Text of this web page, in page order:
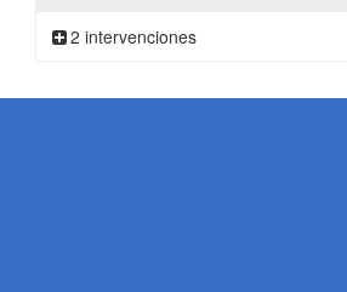
2 intervenciones